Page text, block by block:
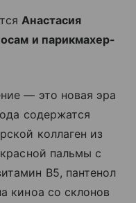
Анастасия
и парикмахер-
— это новая эра
содержатся
коллаген из
пальмы с
B5, пантенол
киноа со склонов